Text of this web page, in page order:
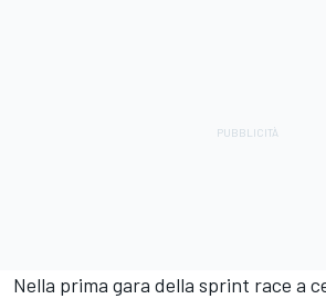
Nella prima gara della sprint race a